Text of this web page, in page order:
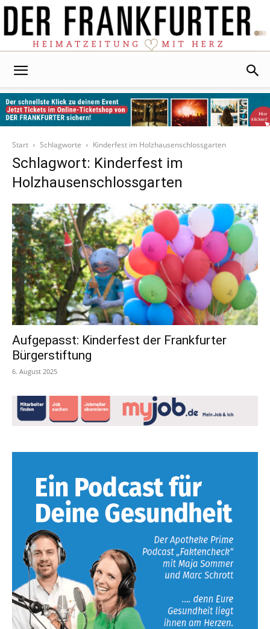
Start
Schlagworte Kinderfest im Holzhausenschlossgarten
Schlagwort: Kinderfest im
Holzhausenschlossgarten
Aufgepasst: Kinderfest der Frankfurter
Bürgerstiftung
6. August 2025